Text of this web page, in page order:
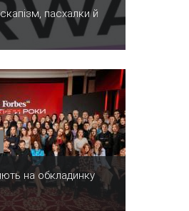
пасхалки й
на обкладинку